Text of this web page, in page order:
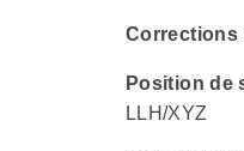
Corrections
Position de
LLH/XYZ